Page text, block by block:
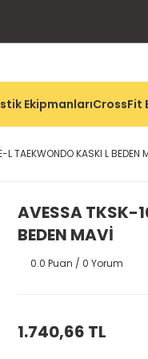
EkipmanlarıCrossFit
TAEKWONDO KASKI L BEDEN
AVESSA TKSK-
BEDEN MAVİ
0.0 Puan / 0 Yorum
1.740,66 TL